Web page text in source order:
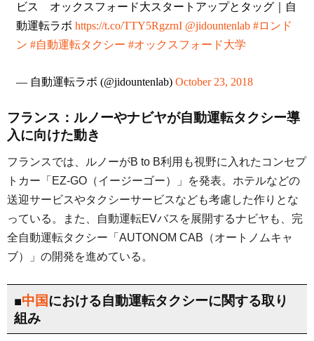
ビス オックスフォード大スタートアップとタッグ｜自
動運転ラボ https://t.co/TTY5RgzrnI @jidountenlab #ロンド
ン #自動運転タクシー #オックスフォード大学
— 自動運転ラボ (@jidountenlab) October 23, 2018
フランス：ルノーやナビヤが自動運転タクシー導
入に向けた動き
フランスでは、ルノーがB to B利用も視野に入れたコンセプ
トカー「EZ-GO（イージーゴー）」を発表。ホテルなどの
送迎サービスやタクシーサービスなども考慮した作りとな
っている。また、自動運転EVバスを展開するナビヤも、完
全自動運転タクシー「AUTONOM CAB（オートノムキャ
ブ）」の開発を進めている。
■中国における自動運転タクシーに関する取り
組み